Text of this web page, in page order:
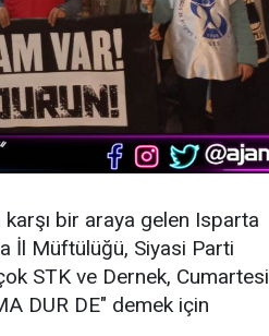
karşı bir araya gelen Isparta
İl Müftülüğü, Siyasi Parti
STK ve Dernek, Cumartesi
DUR DE" demek için